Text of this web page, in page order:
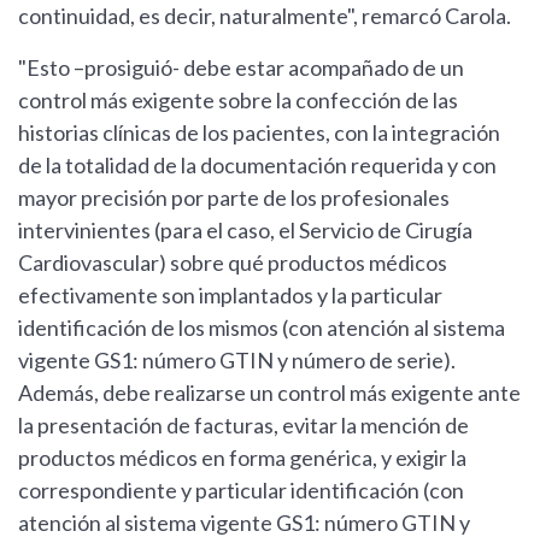
continuidad, es decir, naturalmente", remarcó Carola.
"Esto –prosiguió- debe estar acompañado de un
control más exigente sobre la confección de las
historias clínicas de los pacientes, con la integración
de la totalidad de la documentación requerida y con
mayor precisión por parte de los profesionales
intervinientes (para el caso, el Servicio de Cirugía
Cardiovascular) sobre qué productos médicos
efectivamente son implantados y la particular
identificación de los mismos (con atención al sistema
vigente GS1: número GTIN y número de serie).
Además, debe realizarse un control más exigente ante
la presentación de facturas, evitar la mención de
productos médicos en forma genérica, y exigir la
correspondiente y particular identificación (con
atención al sistema vigente GS1: número GTIN y